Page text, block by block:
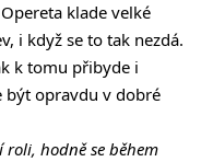
klade velké
i když se to tak nezdá.
k tomu přibyde i
být opravdu v dobré
hodně se během